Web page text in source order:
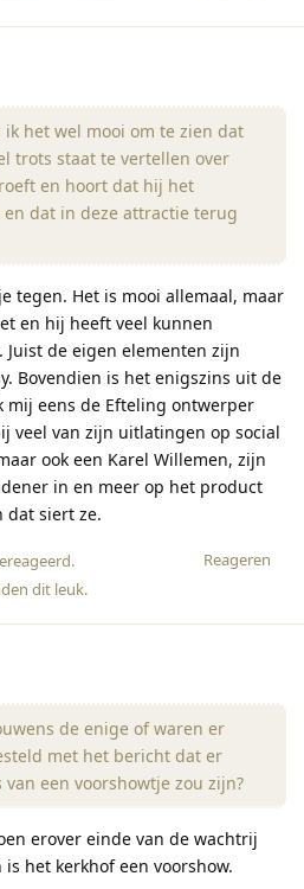
ik het wel mooi om te zien dat
trots staat te vertellen over
en hoort dat hij het
en dat in deze attractie terug
tegen. Het is mooi allemaal, maar
en hij heeft veel kunnen
de eigen elementen zijn
Bovendien is het enigszins uit de
mij eens de Efteling ontwerper
veel van zijn uitlatingen op social
ook een Karel Willemen, zijn
in en meer op het product
dat siert ze.
Reageren
.
dit leuk.
de enige of waren er
met het bericht dat er
een voorshowtje zou zijn?
erover einde van de wachtrij
het kerkhof een voorshow.